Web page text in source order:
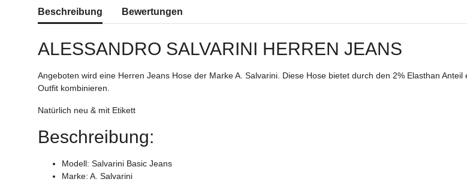
weitere Registerkarten anzeigen
Beschreibung Bewertungen
ALESSANDRO SALVARINI HERREN JEANS
Angeboten wird eine Herren Jeans Hose der Marke A. Salvarini. Diese Hose bietet durch den 2% Elasthan
Outfit kombinieren.
Natürlich neu & mit Etikett
Beschreibung:
Modell: Salvarini Basic Jeans
Marke: A. Salvarini